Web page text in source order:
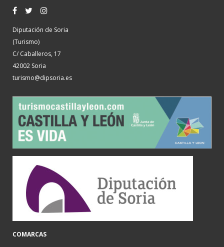
Diputación de Soria
(Turismo)
C/ Caballeros, 17
42002 Soria
turismo@dipsoria.es
COMARCAS